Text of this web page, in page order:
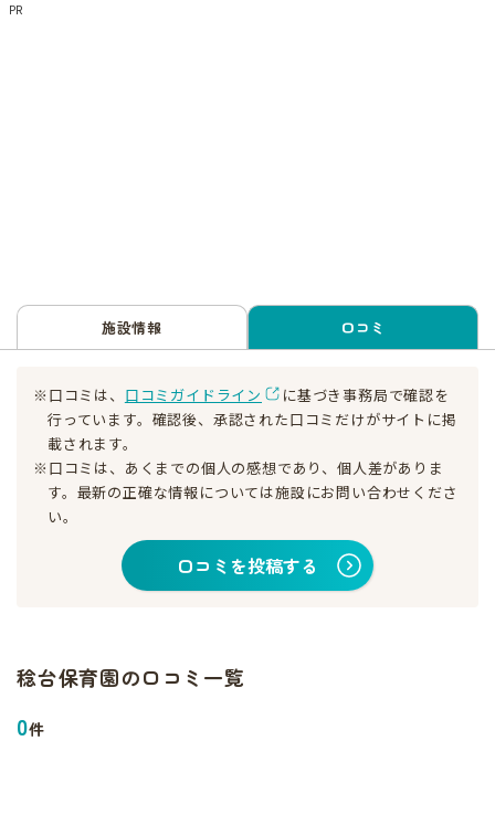
PR
施設情報 口コミ
※口コミは、 口コミガイドライン
に基づき事務局で確認を
行っています。確認後、承認された口コミだけがサイトに掲
載されます。
※口コミは、あくまでの個人の感想であり、個人差がありま
す。最新の正確な情報については施設にお問い合わせくださ
い。
口コミを投稿する
稔台保育園の口コミ一覧
0件